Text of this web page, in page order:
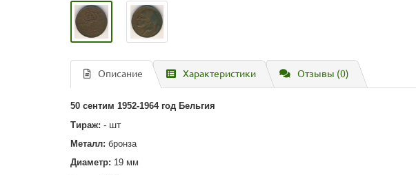
Описание Характеристики Отзывы (0)
50 сентим 1952-1964 год Бельгия
Тираж: - шт
Металл: бронза
Диаметр: 19 мм